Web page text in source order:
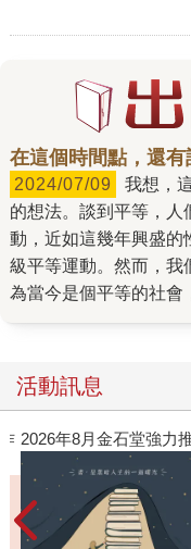
在這個時間點，還有
2024/07/09
的想法。談到平等，人
動，近如這幾年興盛的
級平等運動。然而，我
為當今是個平等的社會
平等的社會？ 然而，
平等的經濟學家皮凱
看。舉例來說，我們
個更不平等的世界：
夫、原住民族被稱為
當我們把視角退到百
年，不論是台灣還是
活動訊息
閱讀漫遊錄-2026上半年